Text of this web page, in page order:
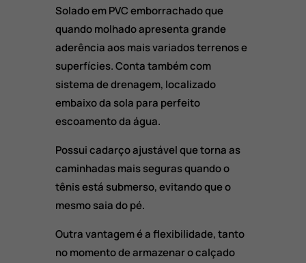
Solado em PVC emborrachado que
quando molhado apresenta grande
aderência aos mais variados terrenos e
superfícies. Conta também com
sistema de drenagem, localizado
embaixo da sola para perfeito
escoamento da água.
Possui cadarço ajustável que torna as
caminhadas mais seguras quando o
tênis está submerso, evitando que o
mesmo saia do pé.
Outra vantagem é a flexibilidade, tanto
no momento de armazenar o calçado